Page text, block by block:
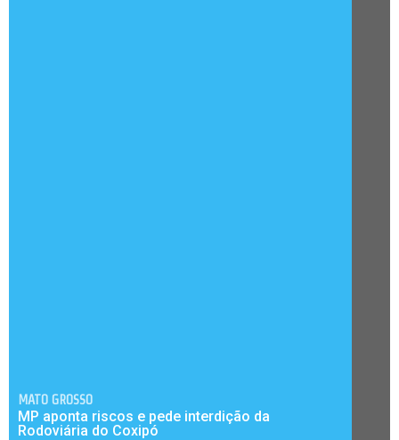
MATO GROSSO
MP aponta riscos e pede interdição da
Rodoviária do Coxipó